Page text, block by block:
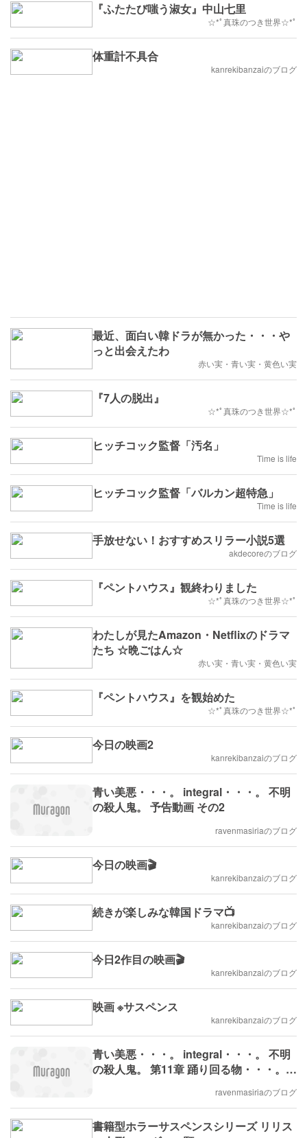
『ふたたび嗤う淑女』中山七里
☆*ﾟ真珠のつき世界☆*ﾟ
体重計不具合
kanrekibanzaiのブログ
最近、面白い韓ドラが無かった・・・や
っと出会えたわ
赤い実・青い実・黄色い実
『7人の脱出』
☆*ﾟ真珠のつき世界☆*ﾟ
ヒッチコック監督「汚名」
Time is life
ヒッチコック監督「バルカン超特急」
Time is life
手放せない！おすすめスリラー小説5選
akdecoreのブログ
『ペントハウス』観終わりました
☆*ﾟ真珠のつき世界☆*ﾟ
わたしが見たAmazon・Netflixのドラマ
たち ☆晩ごはん☆
赤い実・青い実・黄色い実
『ペントハウス』を観始めた
☆*ﾟ真珠のつき世界☆*ﾟ
今日の映画2
kanrekibanzaiのブログ
青い美悪・・・。 integral・・・。 不明
の殺人鬼。 予告動画 その2
ravenmasiriaのブログ
今日の映画🎬
kanrekibanzaiのブログ
続きが楽しみな韓国ドラマ📺
kanrekibanzaiのブログ
今日2作目の映画🎬
kanrekibanzaiのブログ
映画 ※サスペンス
kanrekibanzaiのブログ
青い美悪・・・。 integral・・・。 不明
の殺人鬼。 第11章 踊り回る物・・・。グ
ravenmasiriaのブログ
書籍型ホラーサスペンスシリーズ リリス